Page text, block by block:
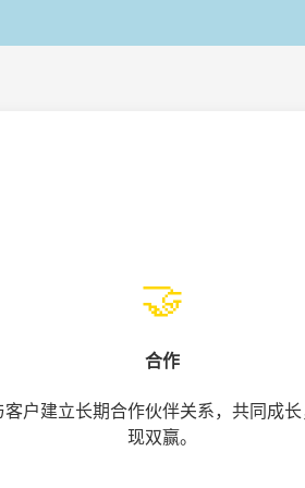
🤝
合作
客户建立长期合作伙伴关系，共同成长
现双赢。